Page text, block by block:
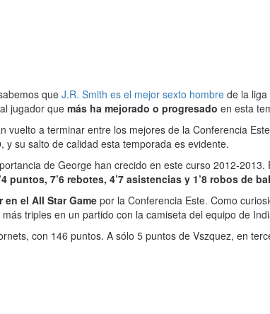
que J.R. Smith es el mejor sexto hombre de la
jugador que más ha mejorado o progresado en esta
a terminar entre los mejores de la Conferencia
su salto de calidad esta temporada es evidente.
de George han crecido en este curso 2012-2013.
puntos, 7’6 rebotes, 4’7 asistencias y 1’8 robos de
el All Star Game por la Conferencia Este. Como
triples en un partido con la camiseta del equipo de
con 146 puntos. A sólo 5 puntos de Vszquez, en